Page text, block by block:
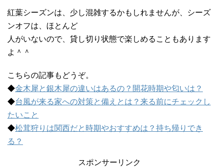
紅葉シーズンは、少し混雑するかもしれませんが、シーズ
ンオフは、ほとんど
人がいないので、貸し切り状態で楽しめることもあります
よ＾＾
こちらの記事もどうぞ。
◆金木犀と銀木犀の違いはあるの？開花時期や匂いは？
◆台風が来る家への対策と備えとは？来る前にチェックし
たいこと
◆松茸狩りは関西だと時期やおすすめは？持ち帰りでき
る？
スポンサーリンク